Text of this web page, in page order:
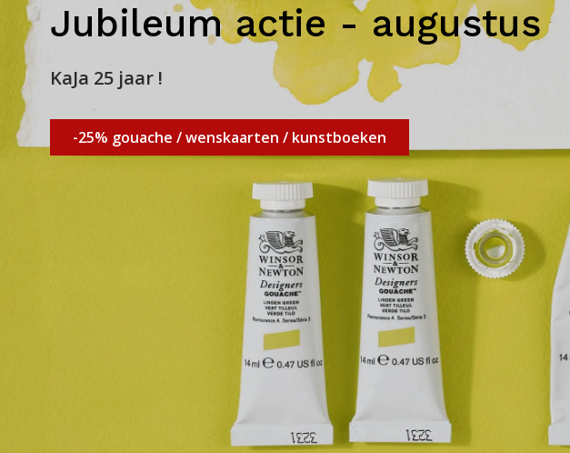
Jubileum actie - augustus
KaJa 25 jaar !
-25% gouache / wenskaarten / kunstboeken